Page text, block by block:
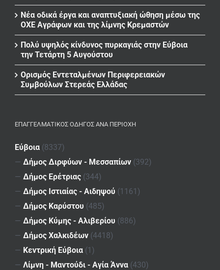
Νέα οδικά έργα και αναπτυξιακή ώθηση μέσω της
ΟΧΕ Αγράφων και της λίμνης Κρεμαστών
Πολύ υψηλός κίνδυνος πυρκαγιάς στην Εύβοια
την Τετάρτη 5 Αυγούστου
Ορισμός Εντεταλμένων Περιφερειακών
Συμβούλων Στερεάς Ελλάδας
ΕΠΑΓΓΕΛΜΑΤΙΚΌΣ ΟΔΗΓΌΣ ΑΝΆ ΠΕΡΙΟΧΉ
Εύβοια (8337)
— Δήμος Διρφύων - Μεσσαπίων (392)
— Δήμος Ερέτριας (344)
— Δήμος Ιστιαίας - Αιδηψού (1161)
— Δήμος Καρύστου (485)
— Δήμος Κύμης - Αλιβερίου (886)
— Δήμος Χαλκιδέων (4418)
— Κεντρική Εύβοια (1)
— Λίμνη - Μαντούδι - Αγία Άννα (430)